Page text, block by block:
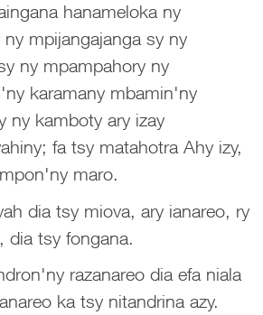
hanameloka ny
mpijangajanga sy ny
ny mpampahory ny
karamany mbamin'ny
ny kamboty ary izay
fa tsy matahotra Ahy izy,
maro.
dia tsy miova, ary ianareo, ry
tsy fongana.
razanareo dia efa niala
ka tsy nitandrina azy.